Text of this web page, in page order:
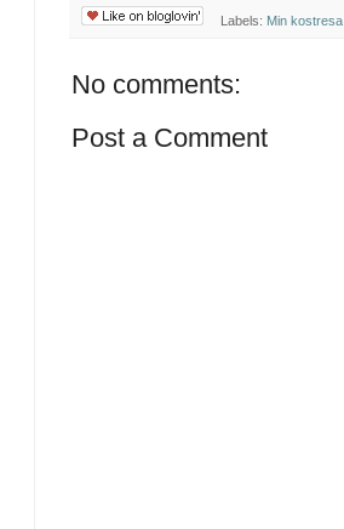
Labels: Min kostresa
No comments:
Post a Comment